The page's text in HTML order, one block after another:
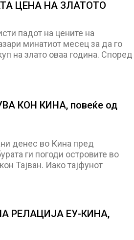
ЦЕНА НА ЗЛАТОТО
падот на цените на
минатиот месец за да го
на злато оваа година. Според
КОН КИНА, повеќе од
денес во Кина пред
ги погоди островите во
Тајван. Иако тајфунот
РЕЛАЦИЈА ЕУ-КИНА,